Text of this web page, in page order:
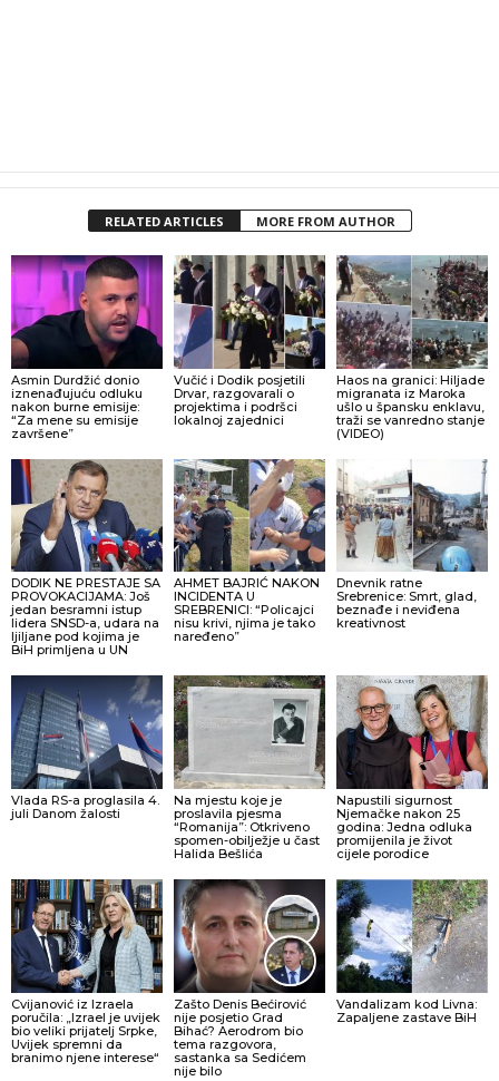
RELATED ARTICLES MORE FROM AUTHOR
Asmin Durdžić donio
iznenađujuću odluku
nakon burne emisije:
“Za mene su emisije
završene”
Vučić i Dodik posjetili
Drvar, razgovarali o
projektima i podršci
lokalnoj zajednici
Haos na granici: Hiljade
migranata iz Maroka
ušlo u špansku enklavu,
traži se vanredno stanje
(VIDEO)
DODIK NE PRESTAJE SA
PROVOKACIJAMA: Još
jedan besramni istup
lidera SNSD-a, udara na
ljiljane pod kojima je
BiH primljena u UN
AHMET BAJRIĆ NAKON
INCIDENTA U
SREBRENICI: “Policajci
nisu krivi, njima je tako
naređeno”
Dnevnik ratne
Srebrenice: Smrt, glad,
beznađe i neviđena
kreativnost
Vlada RS-a proglasila 4.
juli Danom žalosti
Na mjestu koje je
proslavila pjesma
“Romanija”: Otkriveno
spomen-obilježje u čast
Halida Bešlića
Napustili sigurnost
Njemačke nakon 25
godina: Jedna odluka
promijenila je život
cijele porodice
Cvijanović iz Izraela
poručila: „Izrael je uvijek
bio veliki prijatelj Srpke,
Uvijek spremni da
branimo njene interese“
Zašto Denis Bećirović
nije posjetio Grad
Bihać? Aerodrom bio
tema razgovora,
sastanka sa Sedićem
nije bilo
Vandalizam kod Livna:
Zapaljene zastave BiH